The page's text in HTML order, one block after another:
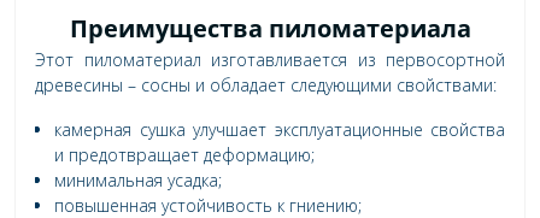
Преимущества пиломатериала
Этот пиломатериал изготавливается из первосортной
древесины – сосны и обладает следующими свойствами:
камерная сушка улучшает эксплуатационные свойства
и предотвращает деформацию;
минимальная усадка;
повышенная устойчивость к гниению;